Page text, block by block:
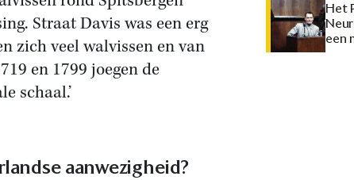
Straat Davis was een erg
zich veel walvissen en van
en 1799 joegen de
schaal.’
aanwezigheid?
Het
een